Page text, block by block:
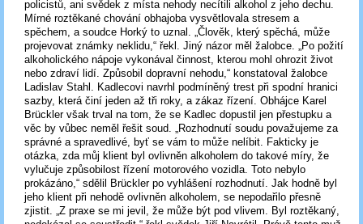
policistů, ani svědek z místa nehody necítili alkohol z jeho dechu.
Mírné roztěkané chování obhajoba vysvětlovala stresem a
spěchem, a soudce Horký to uznal. „Člověk, který spěchá, může
projevovat známky neklidu,“ řekl. Jiný názor měl žalobce. „Po požití
alkoholického nápoje vykonával činnost, kterou mohl ohrozit život
nebo zdraví lidí. Způsobil dopravní nehodu,“ konstatoval žalobce
Ladislav Stahl. Kadlecovi navrhl podmíněný trest při spodní hranici
sazby, která činí jeden až tři roky, a zákaz řízení. Obhájce Karel
Brückler však trval na tom, že se Kadlec dopustil jen přestupku a
věc by vůbec neměl řešit soud. „Rozhodnutí soudu považujeme za
správné a spravedlivé, byť se vám to může nelíbit. Fakticky je
otázka, zda můj klient byl ovlivněn alkoholem do takové míry, že
vylučuje způsobilost řízení motorového vozidla. Toto nebylo
prokázáno,“ sdělil Brückler po vyhlášení rozhodnutí. Jak hodně byl
jeho klient při nehodě ovlivněn alkoholem, se nepodařilo přesně
zjistit. „Z praxe se mi jevil, že může být pod vlivem. Byl roztěkaný,